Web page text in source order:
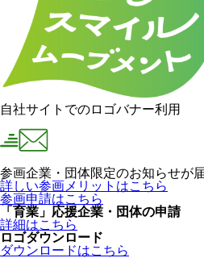
自社サイトでのロゴバナー利用
参画企業・団体限定のお知らせが
詳しい参画メリットはこちら
参画申請はこちら
「育業」応援企業・団体の申請
詳細はこちら
ロゴダウンロード
ダウンロードはこちら